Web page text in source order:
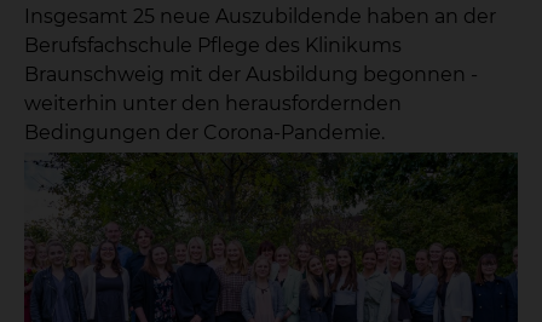
Insgesamt 25 neue Auszubildende haben an der
Berufsfachschule Pflege des Klinikums
Braunschweig mit der Ausbildung begonnen -
weiterhin unter den herausfordernden
Bedingungen der Corona-Pandemie.